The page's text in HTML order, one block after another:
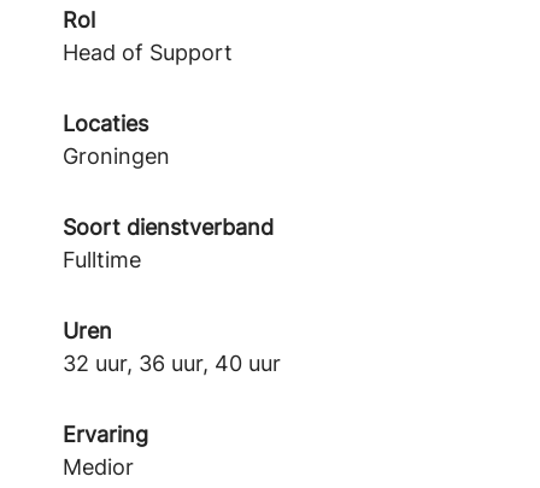
Rol
Head of Support
Locaties
Groningen
Soort dienstverband
Fulltime
Uren
32 uur, 36 uur, 40 uur
Ervaring
Medior